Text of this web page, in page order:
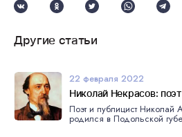
Другие статьи
22 февраля 2022
Николай Некрасов:
Поэт и публицист
родился в Подольской